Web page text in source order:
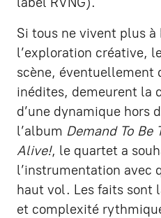
Si tous ne vivent plus à
l’exploration créative,
scène, éventuellement
inédites, demeurent la
d’une dynamique hors
l’album Demand To Be
Alive!, le quartet a
l’instrumentation avec
haut vol. Les faits sont
et complexité